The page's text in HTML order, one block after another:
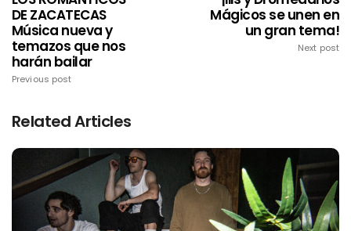
DE ZACATECAS
Música nueva y
temazos que nos
harán bailar
Previous post
Mágicos se unen en
un gran tema!
Next post
Related Articles